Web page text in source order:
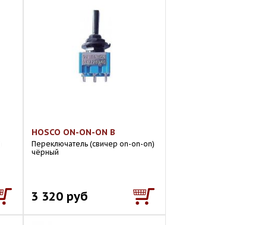
HOSCO ON-ON-ON B
Переключатель (свичер on-on-on)
чёрный
3 320 руб